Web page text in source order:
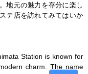
地元の魅力を存分に楽し
テ店を訪れてみてはいか
Station is known for
charm. The name